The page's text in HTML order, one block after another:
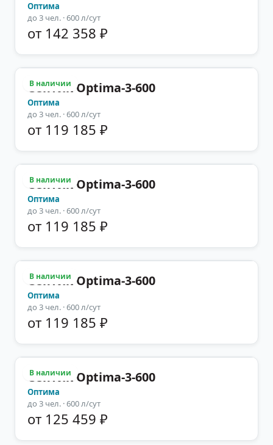
Оптима
до 3 чел. · 600 л/сут
от 142 358 ₽
В наличии
Септик Optima-3-600
Оптима
до 3 чел. · 600 л/сут
от 119 185 ₽
В наличии
Септик Optima-3-600
Оптима
до 3 чел. · 600 л/сут
от 119 185 ₽
В наличии
Септик Optima-3-600
Оптима
до 3 чел. · 600 л/сут
от 119 185 ₽
В наличии
Септик Optima-3-600
Оптима
до 3 чел. · 600 л/сут
от 125 459 ₽